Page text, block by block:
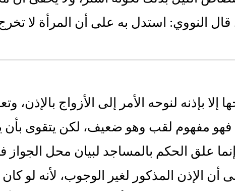
قال النووي: استدل به على أن المرأة لا
إلا بإذنه لنوحه الأمر إلى الأزواج بالإذن،
فهو مفهوم لقب وهو ضعيف، لكن يتقوى بأن
علق الحكم بالمساجد لبيان محل الجواز
أن الإذن المذكور لغير الوجوب، لأنه لو